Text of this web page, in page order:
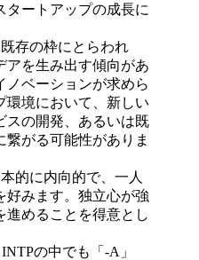
タートアップの成長に
既存の枠にとらわれ
アを生み出す傾向があ
ノベーションが求めら
環境において、新しい
スの開発、あるいは既
繋がる可能性がありま
的に内向的で、一人
好みます。独立心が強
進めることを得意とし
INTPの中でも「-A」